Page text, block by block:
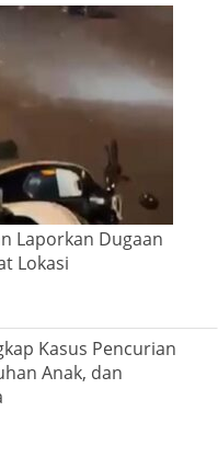
Laporkan Dugaan
Lokasi
Kasus Pencurian
Anak, dan